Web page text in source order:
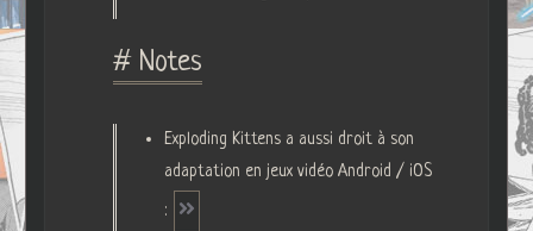
# Notes
Exploding Kittens a aussi droit à son
adaptation en jeux vidéo Android / iOS
: